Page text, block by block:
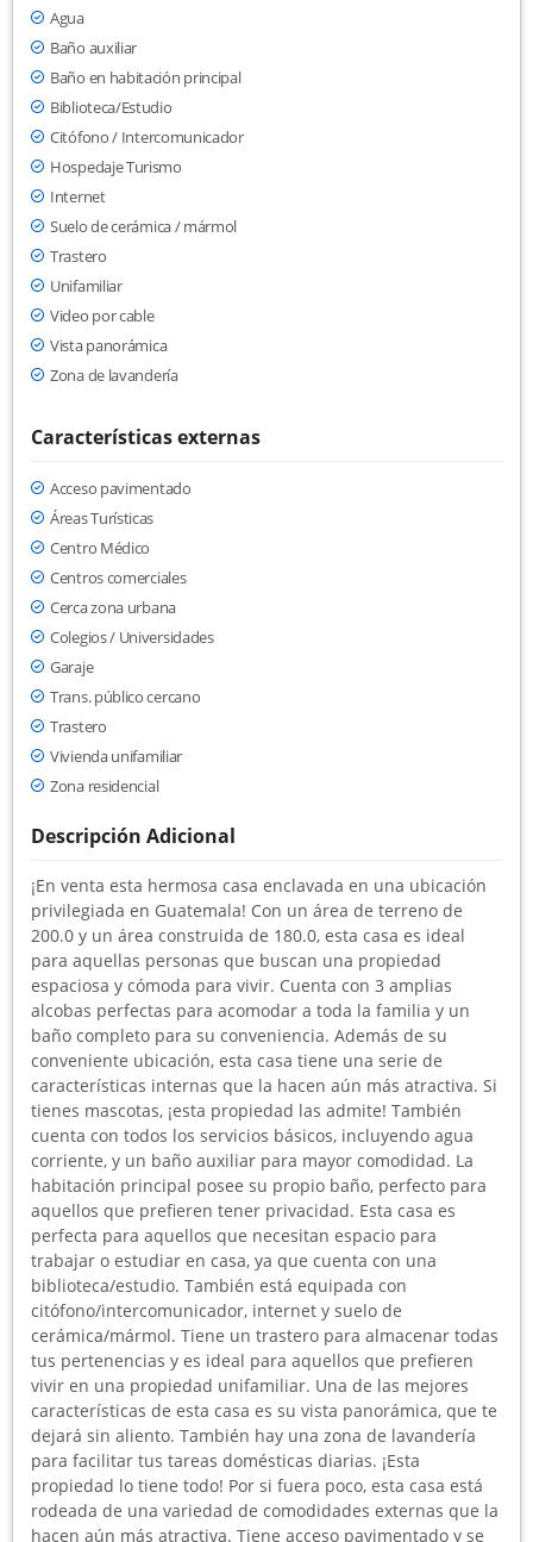
Agua
Baño auxiliar
Baño en habitación principal
Biblioteca/Estudio
Citófono / Intercomunicador
Hospedaje Turismo
Internet
Suelo de cerámica / mármol
Trastero
Unifamiliar
Video por cable
Vista panorámica
Zona de lavandería
Características externas
Acceso pavimentado
Áreas Turísticas
Centro Médico
Centros comerciales
Cerca zona urbana
Colegios / Universidades
Garaje
Trans. público cercano
Trastero
Vivienda unifamiliar
Zona residencial
Descripción Adicional
¡En venta esta hermosa casa enclavada en una ubicación
privilegiada en Guatemala! Con un área de terreno de
200.0 y un área construida de 180.0, esta casa es ideal
para aquellas personas que buscan una propiedad
espaciosa y cómoda para vivir. Cuenta con 3 amplias
alcobas perfectas para acomodar a toda la familia y un
baño completo para su conveniencia. Además de su
conveniente ubicación, esta casa tiene una serie de
características internas que la hacen aún más atractiva. Si
tienes mascotas, ¡esta propiedad las admite! También
cuenta con todos los servicios básicos, incluyendo agua
corriente, y un baño auxiliar para mayor comodidad. La
habitación principal posee su propio baño, perfecto para
aquellos que prefieren tener privacidad. Esta casa es
perfecta para aquellos que necesitan espacio para
trabajar o estudiar en casa, ya que cuenta con una
biblioteca/estudio. También está equipada con
citófono/intercomunicador, internet y suelo de
cerámica/mármol. Tiene un trastero para almacenar todas
tus pertenencias y es ideal para aquellos que prefieren
vivir en una propiedad unifamiliar. Una de las mejores
características de esta casa es su vista panorámica, que te
dejará sin aliento. También hay una zona de lavandería
para facilitar tus tareas domésticas diarias. ¡Esta
propiedad lo tiene todo! Por si fuera poco, esta casa está
rodeada de una variedad de comodidades externas que la
hacen aún más atractiva. Tiene acceso pavimentado y se